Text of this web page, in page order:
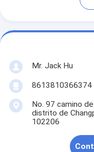
Mr. Jack Hu
8613810366374
No. 97 camino
distrito de
102206